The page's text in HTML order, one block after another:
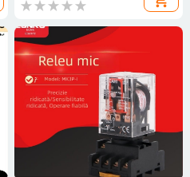
montat pe vehicul